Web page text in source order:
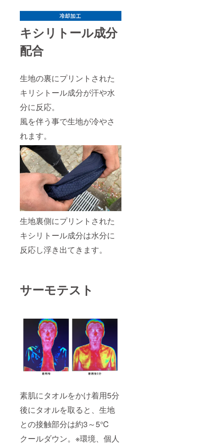
キシリトール成分
配合
生地の裏にプリントされた
キリシトール成分が汗や水
分に反応。
風を伴う事で生地が冷やさ
れます。
生地裏側にプリントされた
キシリトール成分は水分に
反応し浮き出てきます。
サーモテスト
素肌にタオルをかけ着用5分
後にタオルを取ると、生地
との接触部分は約3～5℃
クールダウン。※環境、個人